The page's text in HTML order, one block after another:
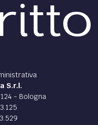
S.r.l.
- Bologna